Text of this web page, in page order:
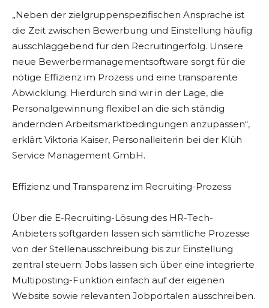
„Neben der zielgruppenspezifischen Ansprache ist
die Zeit zwischen Bewerbung und Einstellung häufig
ausschlaggebend für den Recruitingerfolg. Unsere
neue Bewerbermanagementsoftware sorgt für die
nötige Effizienz im Prozess und eine transparente
Abwicklung. Hierdurch sind wir in der Lage, die
Personalgewinnung flexibel an die sich ständig
ändernden Arbeitsmarktbedingungen anzupassen“,
erklärt Viktoria Kaiser, Personalleiterin bei der Klüh
Service Management GmbH.
Effizienz und Transparenz im Recruiting-Prozess
Über die E-Recruiting-Lösung des HR-Tech-
Anbieters softgarden lassen sich sämtliche Prozesse
von der Stellenausschreibung bis zur Einstellung
zentral steuern: Jobs lassen sich über eine integrierte
Multiposting-Funktion einfach auf der eigenen
Website sowie relevanten Jobportalen ausschreiben.